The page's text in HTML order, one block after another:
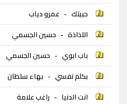
حبيتك - عمرو دياب
اللذاذة - حسين الجسمي
باب ابوي - حسين الجسمي
بكلم نفسي - بهاء سلطان
انت الدنيا - راغب علامة